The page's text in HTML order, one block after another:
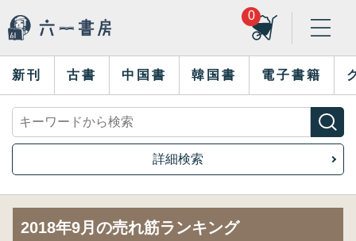
0
新刊 古書 中国書 韓国書 電子書籍
詳細検索
2018年9月の売れ筋ランキング